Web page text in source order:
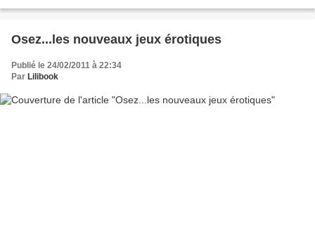
Osez...les nouveaux jeux érotiques
Publié le 24/02/2011 à 22:34
Par Lilibook